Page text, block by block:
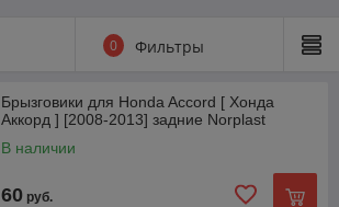
0 Фильтры
Брызговики для Honda Accord [ Хонда
Аккорд ] [2008-2013] задние Norplast
В наличии
60 руб.